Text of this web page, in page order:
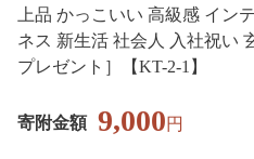
上品 かっこいい 高級感 イン
ネス 新生活 社会人 入社祝い
プレゼント］【KT-2-1】
寄附金額 9,000円